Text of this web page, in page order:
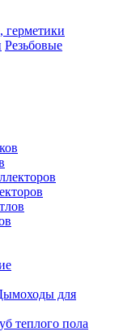
Резьбовые
для